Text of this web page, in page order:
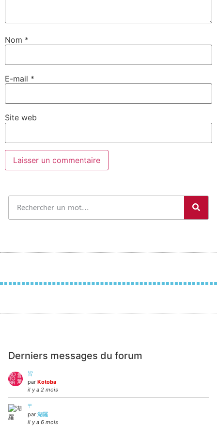
Nom *
E-mail *
Site web
Derniers messages du forum
皆
par Kotoba
il y a 2 mois
〒
par 湖羅
il y a 6 mois